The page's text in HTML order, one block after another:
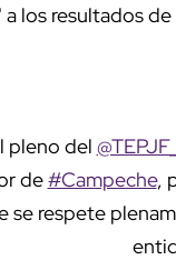
los resultados
pleno del
de#Campeche,
se respete